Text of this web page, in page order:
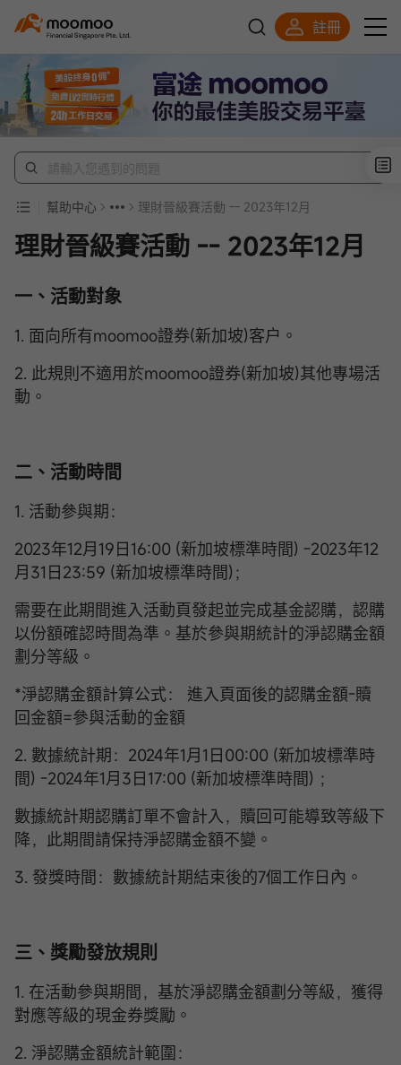
註冊
幫助中心 理財晉級賽活動 -- 2023年12月
理財晉級賽活動 -- 2023年12月
一、活動對象
1. 面向所有moomoo證券(新加坡)客户。
2. 此規則不適用於moomoo證券(新加坡)其他專場活
動。
二、活動時間
1. 活動參與期：
2023年12月19日16:00 (新加坡標準時間) -2023年12
月31日23:59 (新加坡標準時間)；
需要在此期間進入活動頁發起並完成基金認購，認購
以份額確認時間為準。基於參與期統計的淨認購金額
劃分等級。
*淨認購金額計算公式： 進入頁面後的認購金額-贖
回金額=參與活動的金額
2. 數據統計期：2024年1月1日00:00 (新加坡標準時
間) -2024年1月3日17:00 (新加坡標準時間) ；
數據統計期認購訂單不會計入，贖回可能導致等級下
降，此期間請保持淨認購金額不變。
3. 發獎時間：數據統計期結束後的7個工作日內。
三、獎勵發放規則
1. 在活動參與期間，基於淨認購金額劃分等級，獲得
對應等級的現金券獎勵。
2. 淨認購金額統計範圍：